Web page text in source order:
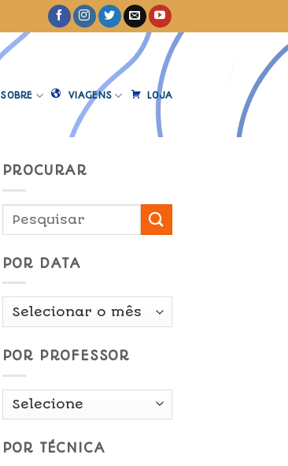
SOBRE VIAGENS LOJA
PROCURAR
POR DATA
Por
POR PROFESSOR
POR TÉCNICA